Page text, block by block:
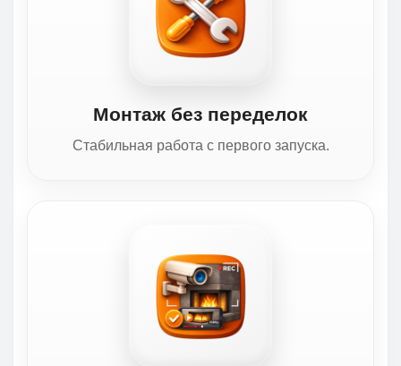
Монтаж без переделок
Стабильная работа с первого запуска.